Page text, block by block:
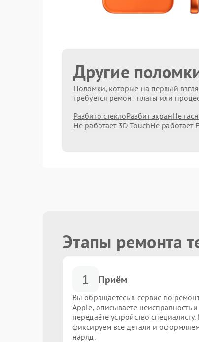
Другие
Поломки, которые на первый
требуется ремонт платы или
Разбито стеклоРазбит экранНе
Не работает 3D TouchНе работает
Этапы ремонта
1 Приём
Вы обращаетесь в сервис по
Apple, описываете неисправность и
передаёте устройство
фиксируем все детали и
наряд.